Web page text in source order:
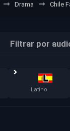
Drama Chile
Filtrar por
Latino